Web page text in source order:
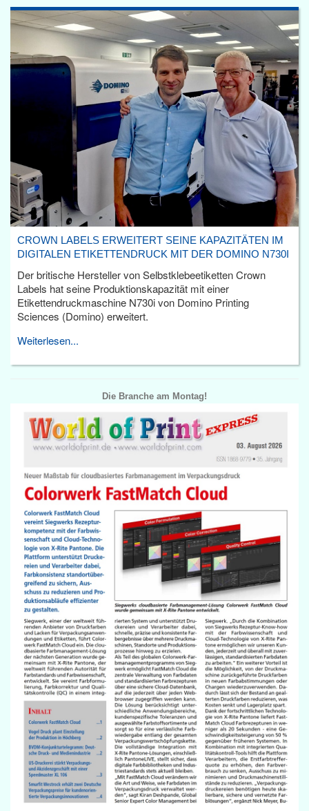
CROWN LABELS ERWEITERT SEINE KAPAZITÄTEN IM
DIGITALEN ETIKETTENDRUCK MIT DER DOMINO N730I
Der britische Hersteller von Selbstklebeetiketten Crown
Labels hat seine Produktionskapazität mit einer
Etikettendruckmaschine N730i von Domino Printing
Sciences (Domino) erweitert.
Weiterlesen...
Die Branche am Montag!